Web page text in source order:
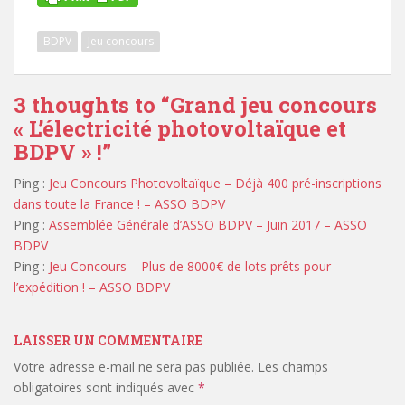
BDPV Jeu concours
3 thoughts to “Grand jeu concours
« L’électricité photovoltaïque et
BDPV » !”
Ping : Jeu Concours Photovoltaïque – Déjà 400 pré-inscriptions
dans toute la France ! – ASSO BDPV
Ping : Assemblée Générale d’ASSO BDPV – Juin 2017 – ASSO
BDPV
Ping : Jeu Concours – Plus de 8000€ de lots prêts pour
l’expédition ! – ASSO BDPV
LAISSER UN COMMENTAIRE
Votre adresse e-mail ne sera pas publiée. Les champs
obligatoires sont indiqués avec *